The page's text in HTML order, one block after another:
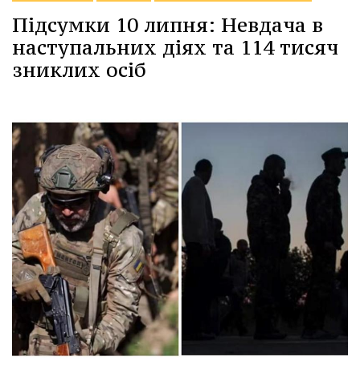
Підсумки 10 липня: Невдача в
наступальних діях та 114 тисяч
зниклих осіб